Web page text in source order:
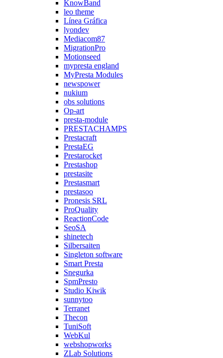
KnowBand
leo theme
Línea Gráfica
lyondev
Mediacom87
MigrationPro
Motionseed
mypresta england
MyPresta Modules
newspower
nukium
obs solutions
Op-art
presta-module
PRESTACHAMPS
Prestacraft
PrestaEG
Prestarocket
Prestashop
prestasite
Prestasmart
prestasoo
Pronesis SRL
ProQuality
ReactionCode
SeoSA
shinetech
Silbersaiten
Singleton software
Smart Presta
Snegurka
SpmPresto
Studio Kiwik
sunnytoo
Terranet
Thecon
TuniSoft
WebKul
webshopworks
ZLab Solutions